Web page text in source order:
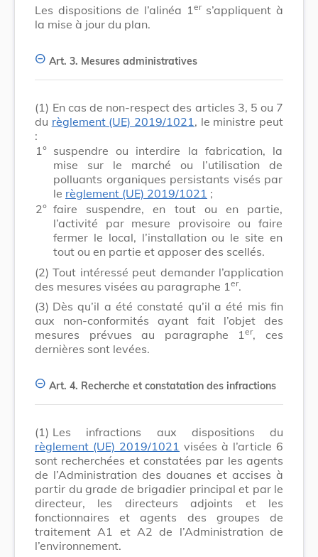
Les dispositions de l’alinéa 1 ers’appliquent à
la mise à jour du plan.
Art. 3. Mesures administratives
(1) En cas de non-respect des articles 3, 5 ou 7
du règlement (UE) 2019/1021 , le ministre peut
:
1° suspendre ou interdire la fabrication, la
mise sur le marché ou l’utilisation de
polluants organiques persistants visés par
le règlement (UE) 2019/1021 ;
2° faire suspendre, en tout ou en partie,
l’activité par mesure provisoire ou faire
fermer le local, l’installation ou le site en
tout ou en partie et apposer des scellés.
(2) Tout intéressé peut demander l’application
des mesures visées au paragraphe 1 er.
(3) Dès qu’il a été constaté qu’il a été mis fin
aux non-conformités ayant fait l’objet des
mesures prévues au paragraphe 1er, ces
dernières sont levées.
Art. 4. Recherche et constatation des infractions
(1) Les infractions aux dispositions du
règlement (UE) 2019/1021 visées à l’article 6
sont recherchées et constatées par les agents
de l’Administration des douanes et accises à
partir du grade de brigadier principal et par le
directeur, les directeurs adjoints et les
fonctionnaires et agents des groupes de
traitement A1 et A2 de l’Administration de
l’environnement.